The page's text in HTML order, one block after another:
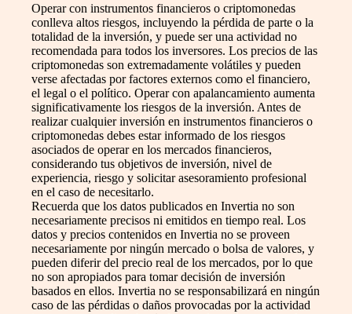
Operar con instrumentos financieros o criptomonedas
conlleva altos riesgos, incluyendo la pérdida de parte o la
totalidad de la inversión, y puede ser una actividad no
recomendada para todos los inversores. Los precios de las
criptomonedas son extremadamente volátiles y pueden
verse afectadas por factores externos como el financiero,
el legal o el político. Operar con apalancamiento aumenta
significativamente los riesgos de la inversión. Antes de
realizar cualquier inversión en instrumentos financieros o
criptomonedas debes estar informado de los riesgos
asociados de operar en los mercados financieros,
considerando tus objetivos de inversión, nivel de
experiencia, riesgo y solicitar asesoramiento profesional
en el caso de necesitarlo.
Recuerda que los datos publicados en Invertia no son
necesariamente precisos ni emitidos en tiempo real. Los
datos y precios contenidos en Invertia no se proveen
necesariamente por ningún mercado o bolsa de valores, y
pueden diferir del precio real de los mercados, por lo que
no son apropiados para tomar decisión de inversión
basados en ellos. Invertia no se responsabilizará en ningún
caso de las pérdidas o daños provocadas por la actividad